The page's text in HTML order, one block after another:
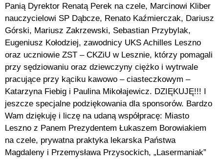
Panią Dyrektor Renatą Perek na czele, Marcinowi Kliber
nauczycielowi SP Dąbcze, Renato Kaźmierczak, Dariusz
Górski, Mariusz Zakrzewski, Sebastian Przybylak,
Eugeniusz Kołodziej, zawodnicy UKS Achilles Leszno
oraz uczniowie ZST – CKZiU w Lesznie, którzy pomagali
przy sędziowaniu oraz dziewczyny ciężko i wytrwale
pracujące przy kąciku kawowo – ciasteczkowym –
Katarzyna Fiebig i Paulina Mikołajewicz. DZIĘKUJĘ!!! I
jeszcze specjalne podziękowania dla sponsorów. Bardzo
Wam dziękuję i liczę na udaną współpracę: Miasto
Leszno z Panem Prezydentem Łukaszem Borowiakiem
na czele, prywatna praktyka lekarska Państwa
Magdaleny i Przemysława Przysockich, „Lasermaniak”